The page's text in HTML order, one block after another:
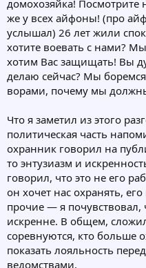
домохозяйка!
же у всех айфоны! (про
услышал) 26 лет жили
хотите воевать с нами?
хотим Вас защищать! Вы
делаю сейчас? Мы
ворами, почему мы
Что я заметил из этого
политическая часть
охранник говорил на
то энтузиазм и
говорил, что это не его
он хочет нас охранять,
прочие — я почувствовал,
искренне. В общем,
соревнуются, кто больше
показать лояльность
ведомствами.